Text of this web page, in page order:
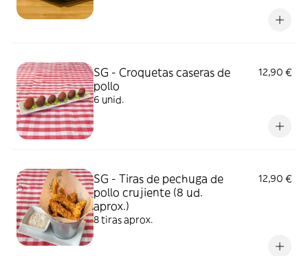
SG - Croquetas caseras de
pollo
12,90 €
6 unid.
SG - Tiras de pechuga de
pollo crujiente (8 ud.
aprox.)
12,90 €
8 tiras aprox.